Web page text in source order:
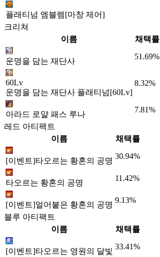
플래티넘 엠블렘[마창 제어]
크리쳐
이름
채택률
운명을 담는 재단사
51.69%
60Lv
운명을 담는 재단사 플래티넘[60Lv]
8.32%
아라드 로얄 패스 루나
7.81%
레드 아티팩트
이름
채택률
[이벤트]타오르는 황혼의 공명
30.94%
타오르는 황혼의 공명
11.42%
[이벤트]얼어붙은 황혼의 공명
9.13%
블루 아티팩트
이름
채택률
[이벤트]타오르는 영원의 달빛
33.41%